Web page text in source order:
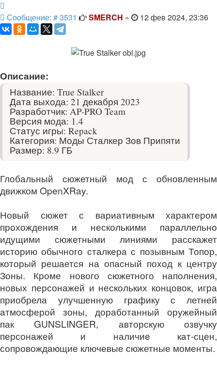
Сообщение: # 3531 Сообщение
SMERCH » 12 фев 2024, 23:36
Описание:
Название: True Stalker
Дата выхода: 21 декабря 2023
Разработчик: AP-PRO Team
Версия мода: 1.4
Статус игры: Repack
Категория: Моды Сталкер Зов Припяти
Размер: 8.9 ГБ
Глобальный сюжетный мод с обновленным
движком OpenXRay.
Новый сюжет с вариативным характером
прохождения и несколькими параллельно
идущими сюжетными линиями расскажет
историю обычного сталкера с позывным Топор,
который решается на опасный поход к центру
Зоны. Кроме нового сюжетного наполнения,
новых персонажей и нескольких концовок, игра
приобрела улучшенную графику с летней
атмосферой зоны, доработанный оружейный
пак GUNSLINGER, авторскую озвучку
персонажей и наличие кат-сцен,
сопровождающие ключевые сюжетные моменты.